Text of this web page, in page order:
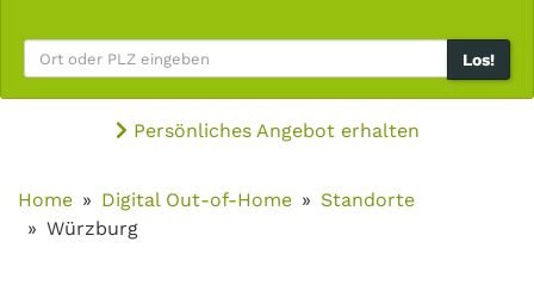
Los!
Persönliches Angebot erhalten
Home Digital Out-of-Home
Standorte
Würzburg